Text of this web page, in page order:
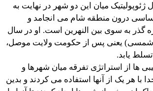
ژئوپولیتیک میان این دو شهر در نهایت به
درون منطقه شام می انجامد و
گذر به سوی بین النهرین است. او در سال
1128 میلادی (506 شمسی) یعنی پس از حکومت ولایت موصل،
یابد.
ها از استراتژی تفرقه میان شهرها و
با هر یک از آنها استفاده می کردند و بدین